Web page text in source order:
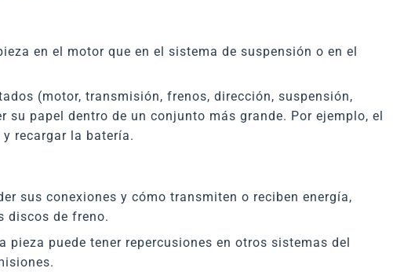
en el motor que en el sistema de suspensión o en el
(motor, transmisión, frenos, dirección, suspensión,
papel dentro de un conjunto más grande. Por ejemplo, el
recargar la batería.
sus conexiones y cómo transmiten o reciben energía,
discos de freno.
puede tener repercusiones en otros sistemas del